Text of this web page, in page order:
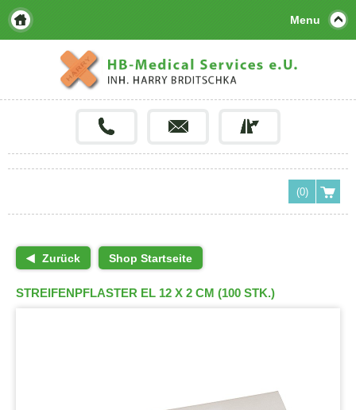
Menu
(0)
Zurück Shop Startseite
STREIFENPFLASTER EL 12 X 2 CM (100 STK.)